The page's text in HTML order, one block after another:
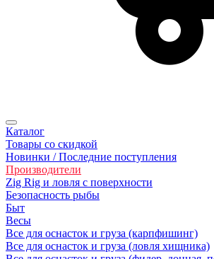
Каталог
Товары со скидкой
Новинки / Последние поступления
Производители
Zig Rig и ловля с поверхности
Безoпасность рыбы
Быт
Весы
Все для оснасток и груза (карпфишинг)
Все для оснасток и груза (ловля хищника)